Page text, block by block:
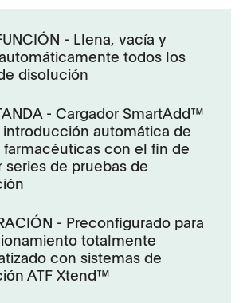
- Llena, vacía y
todos los
disolución
- Cargador SmartAdd™
introducción automática de
farmacéuticas con el fin de
series de pruebas de
- Preconfigurado para
totalmente
con sistemas de
ATF Xtend™